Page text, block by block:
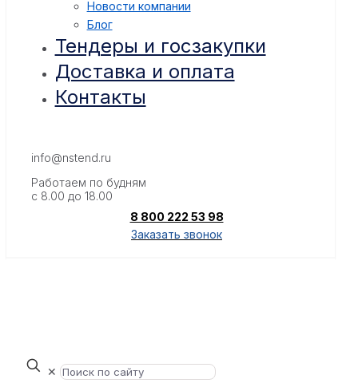
Новости компании
Блог
Тендеры и госзакупки
Доставка и оплата
Контакты
info@nstend.ru
Работаем по будням
с 8.00 до 18.00
8 800 222 53 98
Заказать звонок
✕